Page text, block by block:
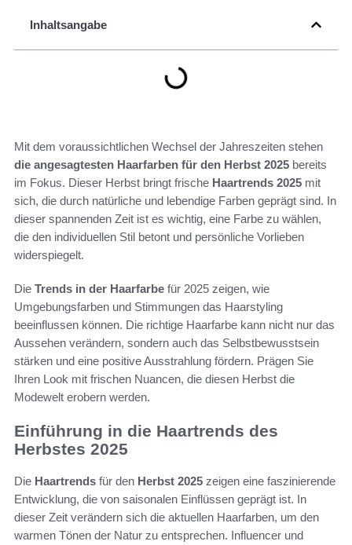
Inhaltsangabe
Mit dem voraussichtlichen Wechsel der Jahreszeiten stehen
die angesagtesten Haarfarben für den Herbst 2025 bereits
im Fokus. Dieser Herbst bringt frische Haartrends 2025 mit
sich, die durch natürliche und lebendige Farben geprägt sind. In
dieser spannenden Zeit ist es wichtig, eine Farbe zu wählen,
die den individuellen Stil betont und persönliche Vorlieben
widerspiegelt.
Die Trends in der Haarfarbe für 2025 zeigen, wie
Umgebungsfarben und Stimmungen das Haarstyling
beeinflussen können. Die richtige Haarfarbe kann nicht nur das
Aussehen verändern, sondern auch das Selbstbewusstsein
stärken und eine positive Ausstrahlung fördern. Prägen Sie
Ihren Look mit frischen Nuancen, die diesen Herbst die
Modewelt erobern werden.
Einführung in die Haartrends des
Herbstes 2025
Die Haartrends für den Herbst 2025 zeigen eine faszinierende
Entwicklung, die von saisonalen Einflüssen geprägt ist. In
dieser Zeit verändern sich die aktuellen Haarfarben, um den
warmen Tönen der Natur zu entsprechen. Influencer und